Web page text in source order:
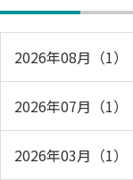
2026年08月（1）
2026年07月（1）
2026年03月（1）